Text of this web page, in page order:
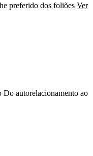
preferido dos foliões Ver
autorelacionamento ao